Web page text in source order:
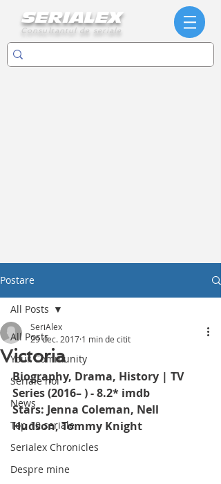
SERIALEX
Consultantul de seriale
Postare
All Posts
Your Community
Seriale noi
News
Top 10 seriale
Serialex Chronicles
Despre mine
All Posts
Victoria
SeriAlex
29 dec. 2017 1 min de citit
Biography, Drama, History | TV
Series (2016– ) - 8.2* imdb
Stars: Jenna Coleman, Nell
Hudson, Tommy Knight